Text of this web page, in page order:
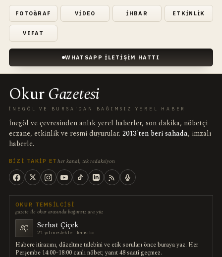
FOTOĞRAF VIDEO İHBAR ETKINLIK
VEFAT
WHATSAPP İLETIŞIM HATTI
OkurGazetesi
İNEGÖL VE BURSA'DAN BAĞIMSIZ YEREL HABER
İnegöl ve çevresinden anlık yerel haberler, son dakika, nöbetçi
eczane, etkinlik ve resmi duyurular. 2013'ten beri sahada, imzalı
haberle.
BIZI TAKIP ET her kanal, tek redaksiyon
OKUR TEMSILCISI
gazete ile okur arasında bağımsız ara yüz
SÇ Serhat Çiçek
21 yıl meslekte · Temsilci
Habere itirazını, düzeltme talebini ve etik soruları önce buraya yaz. Her
Perşembe 14:00–18:00 canlı nöbet; yanıt 48 saati geçmez.